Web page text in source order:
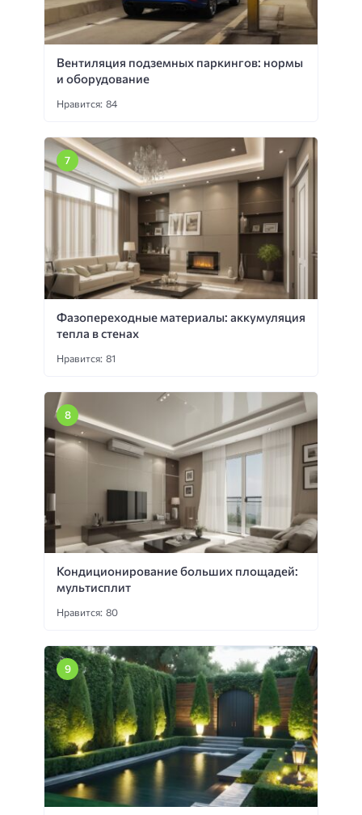
Вентиляция подземных паркингов: нормы
и оборудование
Нравится: 84
Фазопереходные материалы: аккумуляция
тепла в стенах
Нравится: 81
Кондиционирование больших площадей:
мультисплит
Нравится: 80